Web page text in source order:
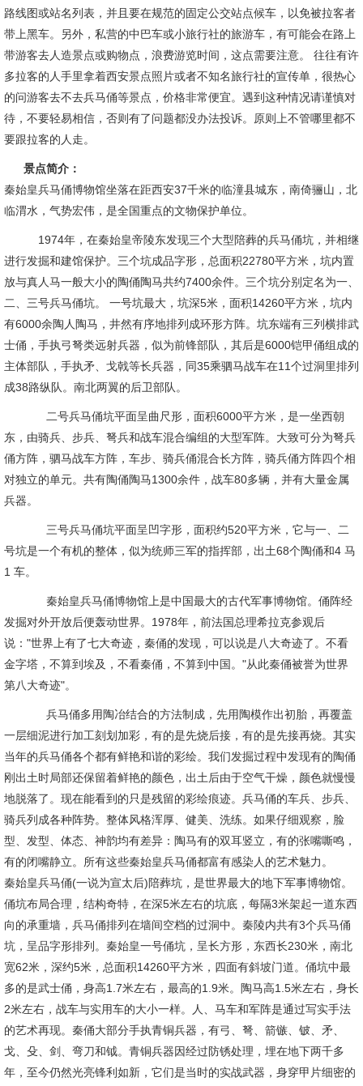
路线图或站名列表，并且要在规范的固定公交站点候车，以免被拉客者
带上黑车。另外，私营的中巴车或小旅行社的旅游车，有可能会在路上
带游客去人造景点或购物点，浪费游览时间，这点需要注意。 往往有许
多拉客的人手里拿着西安景点照片或者不知名旅行社的宣传单，很热心
的问游客去不去兵马俑等景点，价格非常便宜。遇到这种情况请谨慎对
待，不要轻易相信，否则有了问题都没办法投诉。原则上不管哪里都不
要跟拉客的人走。
景点简介：
秦始皇兵马俑博物馆坐落在距西安37千米的临潼县城东，南倚骊山，北
临渭水，气势宏伟，是全国重点的文物保护单位。
1974年，在秦始皇帝陵东发现三个大型陪葬的兵马俑坑，并相继
进行发掘和建馆保护。三个坑成品字形，总面积22780平方米，坑内置
放与真人马一般大小的陶俑陶马共约7400余件。三个坑分别定名为一、
二、三号兵马俑坑。 一号坑最大，坑深5米，面积14260平方米，坑内
有6000余陶人陶马，井然有序地排列成环形方阵。坑东端有三列横排武
士俑，手执弓弩类远射兵器，似为前锋部队，其后是6000铠甲俑组成的
主体部队，手执矛、戈戟等长兵器，同35乘驷马战车在11个过洞里排列
成38路纵队。南北两翼的后卫部队。
二号兵马俑坑平面呈曲尺形，面积6000平方米，是一坐西朝
东，由骑兵、步兵、弩兵和战车混合编组的大型军阵。大致可分为弩兵
俑方阵，驷马战车方阵，车步、骑兵俑混合长方阵，骑兵俑方阵四个相
对独立的单元。共有陶俑陶马1300余件，战车80多辆，并有大量金属
兵器。
三号兵马俑坑平面呈凹字形，面积约520平方米，它与一、二
号坑是一个有机的整体，似为统师三军的指挥部，出土68个陶俑和4 马
1 车。
秦始皇兵马俑博物馆上是中国最大的古代军事博物馆。俑阵经
发掘对外开放后便轰动世界。1978年，前法国总理希拉克参观后
说："世界上有了七大奇迹，秦俑的发现，可以说是八大奇迹了。不看
金字塔，不算到埃及，不看秦俑，不算到中国。"从此秦俑被誉为世界
第八大奇迹"。
兵马俑多用陶冶结合的方法制成，先用陶模作出初胎，再覆盖
一层细泥进行加工刻划加彩，有的是先烧后接，有的是先接再烧。其实
当年的兵马俑各个都有鲜艳和谐的彩绘。我们发掘过程中发现有的陶俑
刚出土时局部还保留着鲜艳的颜色，出土后由于空气干燥，颜色就慢慢
地脱落了。现在能看到的只是残留的彩绘痕迹。兵马俑的车兵、步兵、
骑兵列成各种阵势。整体风格浑厚、健美、洗练。如果仔细观察，脸
型、发型、体态、神韵均有差异：陶马有的双耳竖立，有的张嘴嘶鸣，
有的闭嘴静立。所有这些秦始皇兵马俑都富有感染人的艺术魅力。
秦始皇兵马俑(一说为宣太后)陪葬坑，是世界最大的地下军事博物馆。
俑坑布局合理，结构奇特，在深5米左右的坑底，每隔3米架起一道东西
向的承重墙，兵马俑排列在墙间空档的过洞中。秦陵内共有3个兵马俑
坑，呈品字形排列。秦始皇一号俑坑，呈长方形，东西长230米，南北
宽62米，深约5米，总面积14260平方米，四面有斜坡门道。俑坑中最
多的是武士俑，身高1.7米左右，最高的1.9米。陶马高1.5米左右，身长
2米左右，战车与实用车的大小一样。人、马车和军阵是通过写实手法
的艺术再现。秦俑大部分手执青铜兵器，有弓、弩、箭镞、铍、矛、
戈、殳、剑、弯刀和钺。青铜兵器因经过防锈处理，埋在地下两千多
年，至今仍然光亮锋利如新，它们是当时的实战武器，身穿甲片细密的